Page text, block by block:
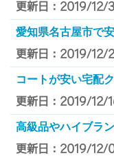
更新日：2019/12/
愛知県名古屋市で
更新日：2019/12/
コートが安い宅配
更新日：2019/12/
高級品やハイブラ
更新日：2019/12/